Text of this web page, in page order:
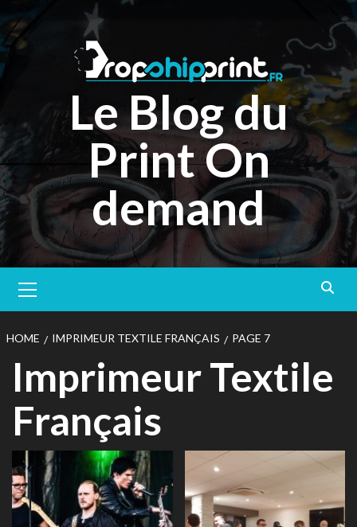
content
Le Blog du
Print On
demand
Menu
HOME IMPRIMEUR TEXTILE FRANÇAIS PAGE 7
Imprimeur Textile
Français